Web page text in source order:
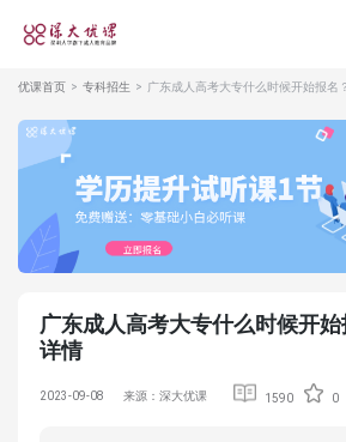
优课首页 专科招生 广东成人高考大专什么时候开始报名
广东成人高考大专什么时候开
详情
2023-09-08 来源：深大优课 1590 0